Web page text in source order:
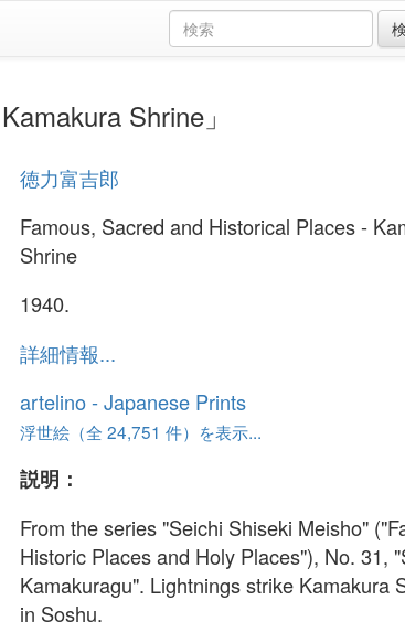
Shrine」
徳力富吉郎
Famous, Sacred and Historical Places -
Shrine
1940.
詳細情報...
artelino - Japanese Prints
浮世絵（全 24,751 件）を表示...
説明：
From the series "Seichi Shiseki Meisho"
Historic Places and Holy Places"), No. 31,
Kamakuragu". Lightnings strike Kamakura
in Soshu.